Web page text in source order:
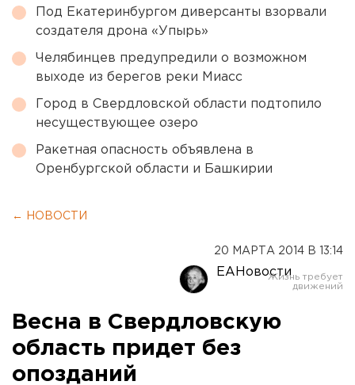
Под Екатеринбургом диверсанты взорвали
создателя дрона «Упырь»
Челябинцев предупредили о возможном
выходе из берегов реки Миасс
Город в Свердловской области подтопило
несуществующее озеро
Ракетная опасность объявлена в
Оренбургской области и Башкирии
← НОВОСТИ
20 МАРТА 2014 В 13:14
ЕАНовости
Весна в Свердловскую
область придет без
опозданий